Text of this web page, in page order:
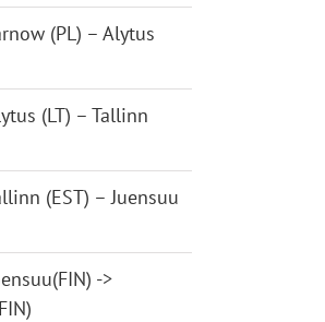
(PL) – Alytus
(LT) – Tallinn
(EST) – Juensuu
->